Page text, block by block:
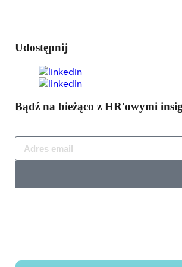
Udostępnij
Bądź na bieżąco z HR'owymi